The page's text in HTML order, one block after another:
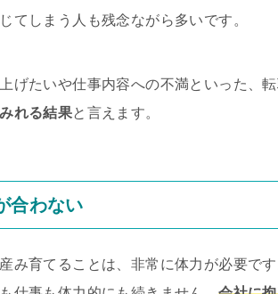
てしまう人も残念ながら多いです。
げたいや仕事内容への不満といった、
れる結果と言えます。
合わない
み育てることは、非常に体力が必要で